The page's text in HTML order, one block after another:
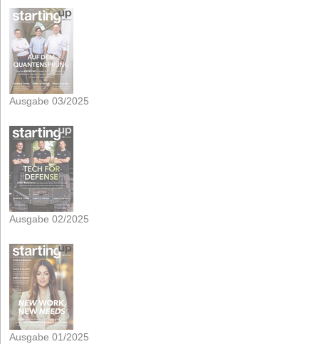
Ausgabe 03/2025
Ausgabe 02/2025
Ausgabe 01/2025